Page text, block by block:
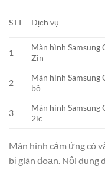
STT Dịch vụ
1
Màn hình Samsung
Zin
2
Màn hình Samsung
bộ
3
Màn hình Samsung
2ic
Màn hình cảm ứng có
bị gián đoạn. Nội dung